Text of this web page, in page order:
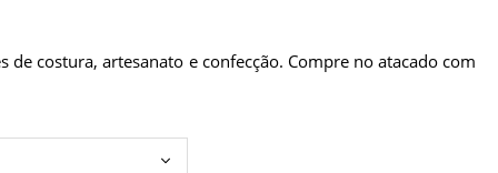
costura, artesanato e confecção. Compre no atacado com